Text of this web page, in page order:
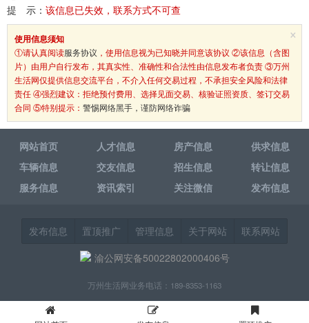
提 示： 该信息已失效，联系方式不可查
×
使用信息须知
①请认真阅读服务协议 ，使用信息视为已知晓并同意该协议 ②该信息（含图
片）由用户自行发布，其真实性、准确性和合法性由信息发布者负责 ③万州
生活网仅提供信息交流平台，不介入任何交易过程，不承担安全风险和法律
责任 ④强烈建议：拒绝预付费用、选择见面交易、核验证照资质、签订交易
合同 ⑤特别提示： 警惕网络黑手，谨防网络诈骗
网站首页 人才信息 房产信息
供求信息
车辆信息
交友信息 招生信息
转让信息
服务信息
资讯索引 关注微信 发布信息
发布信息 置顶推广 管理信息 关于网站
联系网站
渝公网安备50022802000406号
万州生活网业务电话：189-8353-1163